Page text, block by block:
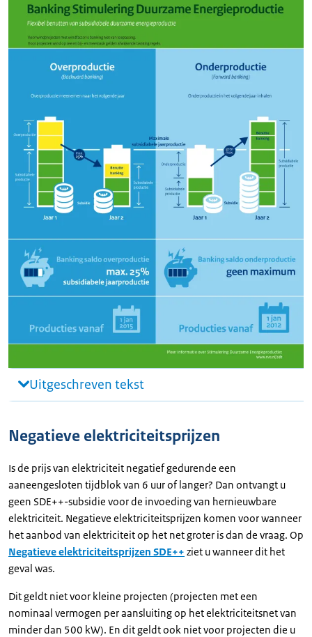
Uitgeschreven tekst
Negatieve elektriciteitsprijzen
Is de prijs van elektriciteit negatief gedurende een
aaneengesloten tijdblok van 6 uur of langer? Dan ontvangt u
geen SDE++-subsidie voor de invoeding van hernieuwbare
elektriciteit. Negatieve elektriciteitsprijzen komen voor wanneer
het aanbod van elektriciteit op het net groter is dan de vraag. Op
Negatieve elektriciteitsprijzen SDE++ ziet u wanneer dit het
geval was.
Dit geldt niet voor kleine projecten (projecten met een
nominaal vermogen per aansluiting op het elektriciteitsnet van
minder dan 500 kW). En dit geldt ook niet voor projecten die u